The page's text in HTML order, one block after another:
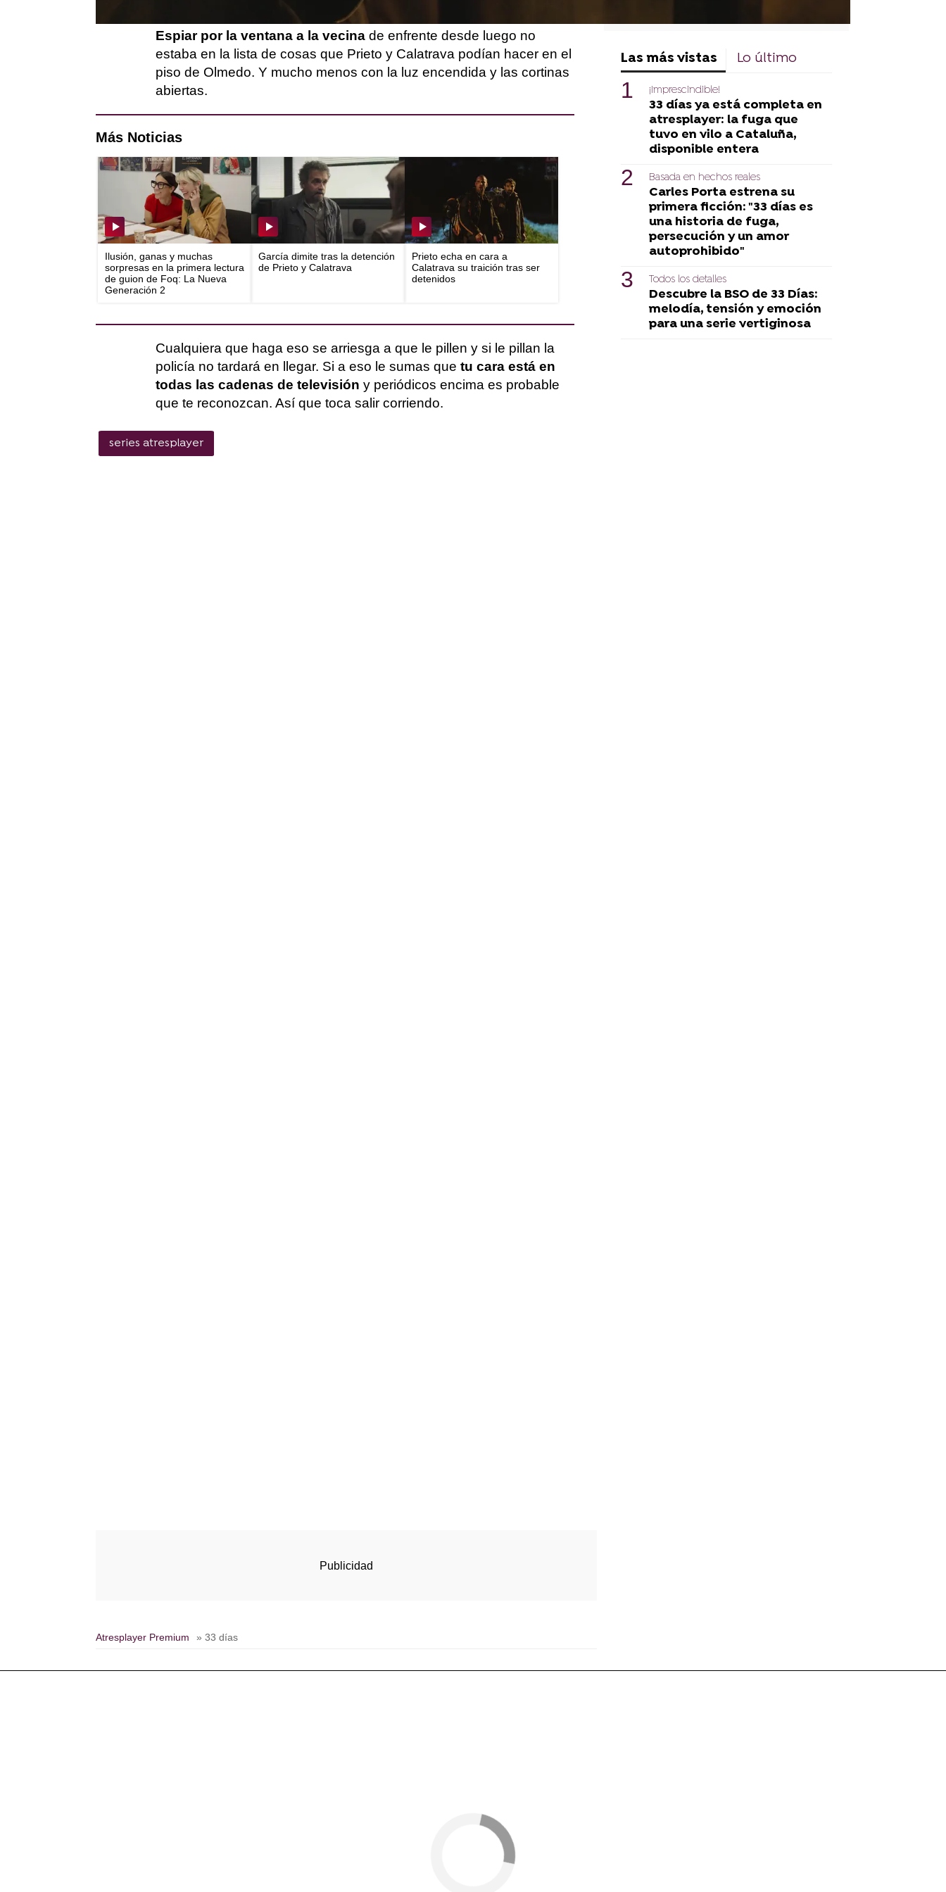
las cosas no iban a ser tan sencillas
Espiar por la ventana a la vecina de enfrente desde luego no
estaba en la lista de cosas que Prieto y Calatrava podían hacer en el
piso de Olmedo. Y mucho menos con la luz encendida y las cortinas
abiertas.
Más Noticias
Ilusión, ganas y muchas
sorpresas en la primera lectura
de guion de Foq: La Nueva
Generación 2
García dimite tras la detención
de Prieto y Calatrava
Prieto echa en cara a
Calatrava su traición tras ser
detenidos
Cualquiera que haga eso se arriesga a que le pillen y si le pillan la
policía no tardará en llegar. Si a eso le sumas que tu cara está en
todas las cadenas de televisión y periódicos encima es probable
que te reconozcan. Así que toca salir corriendo.
series atresplayer
Atresplayer Premium » 33 días
Las más vistas Lo último
¡Imprescindible!
33 días ya está completa en
atresplayer: la fuga que
tuvo en vilo a Cataluña,
disponible entera
Basada en hechos reales
Carles Porta estrena su
primera ficción: "33 días es
una historia de fuga,
persecución y un amor
autoprohibido"
Todos los detalles
Descubre la BSO de 33 Días:
melodía, tensión y emoción
para una serie vertiginosa